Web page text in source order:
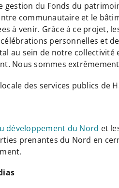
gestion du Fonds du
communautaire et le
à venir. Grâce à ce projet,
personnelles et
au sein de notre
Nous sommes
des services publics de
développement du Nord et
prenantes du Nord en